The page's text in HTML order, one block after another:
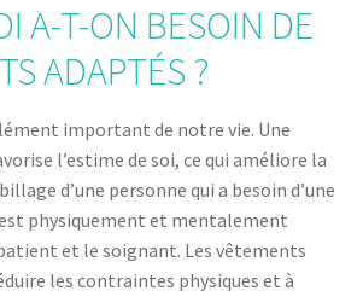
A-T-ON BESOIN DE
ADAPTÉS ?
important de notre vie. Une
l’estime de soi, ce qui améliore la
d’une personne qui a besoin d’une
physiquement et mentalement
et le soignant. Les vêtements
les contraintes physiques et à